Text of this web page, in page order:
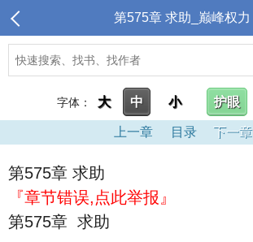
第575章 求助_巅峰权力
字体： 大 中 小 护眼
上一章 目录 下一章
第575章 求助
『章节错误,点此举报』
第575章 求助